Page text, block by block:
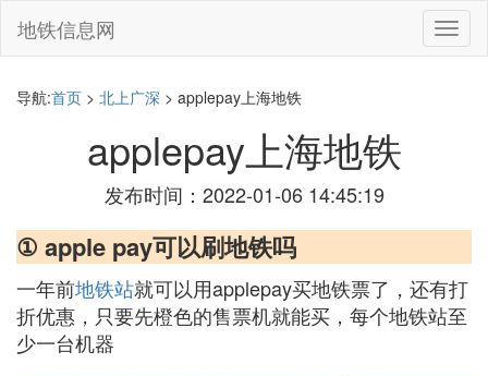
切
换
地铁信息网
导航:首页 > 北上广深 > applepay上海地铁
applepay上海地铁
发布时间：2022-01-06 14:45:19
① apple pay可以刷地铁吗
一年前地铁站就可以用applepay买地铁票了，还有打
折优惠，只要先橙色的售票机就能买，每个地铁站至
少一台机器